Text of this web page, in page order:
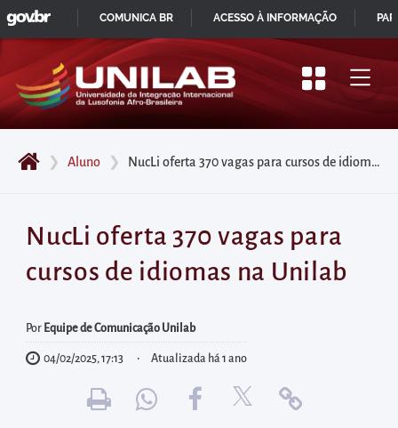
Pular
para
início
do
principal
Acessar
diretamente
menu
principal
diretamente
❯ Aluno ❯ NucLi oferta 370 vagas para cursos de idiomas na Unilab
NucLi oferta 370 vagas para
cursos de idiomas na Unilab
Por Equipe de Comunicação Unilab
04/02/2025, 17:13 Atualizada há 1 ano
IR
PARA
CONTEÚDO
GOVBR
COMUNICA BR ACESSO À INFORMAÇÃO